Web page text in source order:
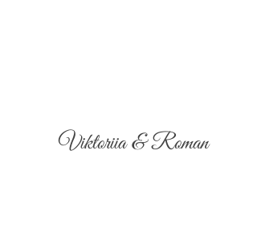
Viktoriia & Roman